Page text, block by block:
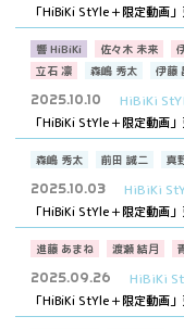
「HiBiKi StYle＋限定動画
響 HiBiKi 佐々木 未来
立石 凛
森嶋 秀太 伊藤
2025.10.10 HiBiKi
「HiBiKi StYle＋限定動画
森嶋 秀太 前田 誠二 真
2025.10.03 HiBiKi
「HiBiKi StYle＋限定動画
進藤 あまね 渡瀬 結月
2025.09.26 HiBiKi
「HiBiKi StYle＋限定動画